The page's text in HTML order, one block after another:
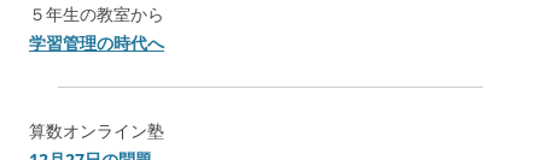
５年生の教室から
学習管理の時代へ
算数オンライン塾